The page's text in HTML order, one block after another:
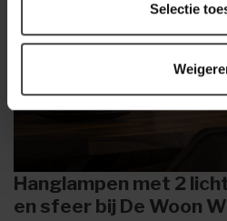
Selectie
Hanglampen met 2
en sfeer bij De Woon